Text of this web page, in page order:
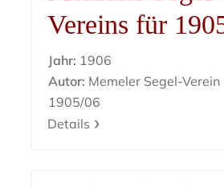
Vereins für
Jahr: 1906
Autor: Memeler Segel-Verein
1905/06
Details